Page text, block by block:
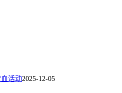
活动2025-12-05